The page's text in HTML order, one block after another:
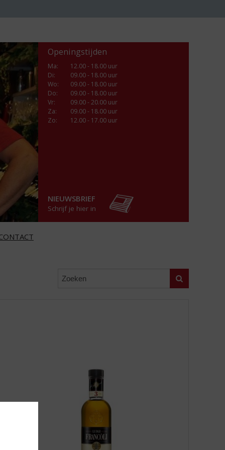
Openingstijden
Ma:
12.00 - 18.00 uur
Di:
09.00 - 18.00 uur
Wo:
09.00 - 18.00 uur
Do:
09.00 - 18.00 uur
Vr:
09.00 - 20.00 uur
Za:
09.00 - 18.00 uur
Zo:
12.00 - 17.00 uur
NIEUWSBRIEF
Schrijf je hier in
Zoeken